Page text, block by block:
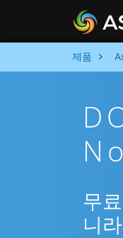
제품
무
니